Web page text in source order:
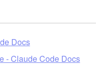
Docs
- Claude Code Docs